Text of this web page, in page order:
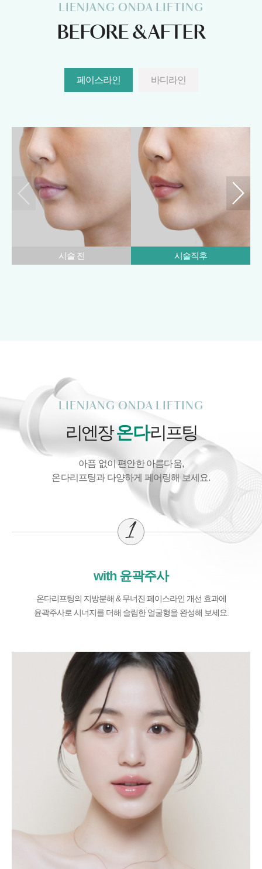
LIENJANG ONDA LIFTING
BEFORE & AFTER
페이스라인 바디라인
시술 전 시술직후
LIENJANG ONDA LIFTING
리엔장온다리프팅
아픔 없이 편안한 아름다움,
온다리프팅과 다양하게 페어링해 보세요.
with 윤곽주사
온다리프팅의 지방분해 & 무너진 페이스라인 개선 효과에
윤곽주사로 시너지를 더해 슬림한 얼굴형을 완성해 보세요.